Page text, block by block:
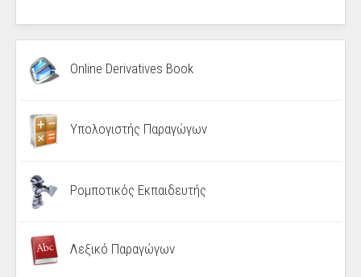
Online Derivatives Book
Υπολογιστής Παραγώγων
Ρομποτικός Εκπαιδευτής
Λεξικό Παραγώγων